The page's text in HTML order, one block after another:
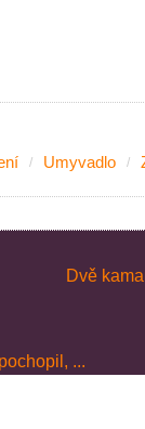
Umyvadlo
Dvě
...